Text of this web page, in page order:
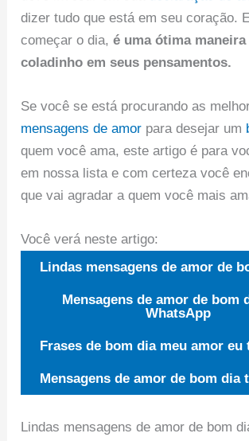
dizer tudo que está em seu coração.
começar o dia, é uma ótima
coladinho em seus pensamentos.
Se você se está procurando as
mensagens de amor para desejar um
quem você ama, este artigo é para
em nossa lista e com certeza você
que vai agradar a quem você mais
Você verá neste artigo:
Lindas mensagens de amor de
Mensagens de amor de bom
WhatsApp
Frases de bom dia meu amor eu
Mensagens de amor de bom dia
Lindas mensagens de amor de bom